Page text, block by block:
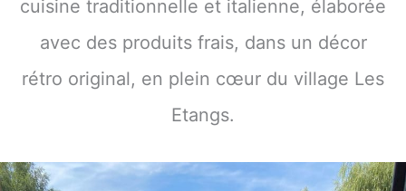
cuisine traditionnelle et italienne, élaborée
avec des produits frais, dans un décor
rétro original, en plein cœur du village Les
Etangs.